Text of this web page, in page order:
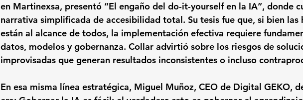
en Martinexsa, presentó “El engaño del do-it-yourself en la IA”, donde
narrativa simplificada de accesibilidad total. Su tesis fue que, si bien las
están al alcance de todos, la implementación efectiva requiere
datos, modelos y gobernanza. Collar advirtió sobre los riesgos de
improvisadas que generan resultados inconsistentes o incluso
En esa misma línea estratégica, Miguel Muñoz, CEO de Digital GEKO,